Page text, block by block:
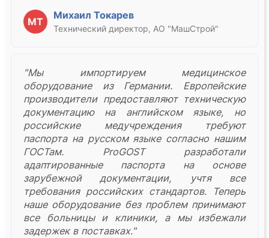
МТ
Михаил Токарев
Технический директор, АО "МашСтрой"
"Мы импортируем медицинское
оборудование из Германии. Европейские
производители предоставляют техническую
документацию на английском языке, но
российские медучреждения требуют
паспорта на русском языке согласно нашим
ГОСТам. ProGOST разработали
адаптированные паспорта на основе
зарубежной документации, учтя все
требования российских стандартов. Теперь
наше оборудование без проблем принимают
все больницы и клиники, а мы избежали
задержек в поставках."